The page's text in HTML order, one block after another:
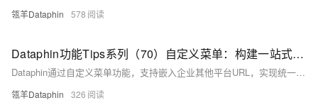
瓴羊Dataphin 578
Dataphin功能Tips系列（70）自定义菜单：构建一站式数据管理平台
Dataphin通过自定义菜单功能，支持嵌入企业其他平台URL，实现统一的数据开发与管理平台，提升团队协作效率。
瓴羊Dataphin 326